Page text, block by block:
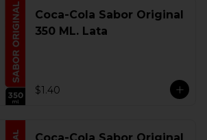
Coca-Cola Sabor Original
350 ML. Lata
$1.40